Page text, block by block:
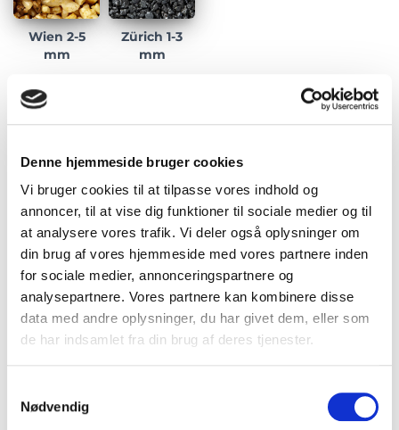
Denne hjemmeside bruger cookies
Vi bruger cookies til at tilpasse vores indhold og
annoncer, til at vise dig funktioner til sociale medier og til
at analysere vores trafik. Vi deler også oplysninger om
din brug af vores hjemmeside med vores partnere inden
for sociale medier, annonceringspartnere og
analysepartnere. Vores partnere kan kombinere disse
data med andre oplysninger, du har givet dem, eller som
de har indsamlet fra din brug af deres tjenester.
Nødvendig
Wien 2-5
mm
Zürich 1-3
mm
Har du brug for hjælp?
Tøv ikke med at tage fat på en af vores eksperter eller
skriv os en besked.